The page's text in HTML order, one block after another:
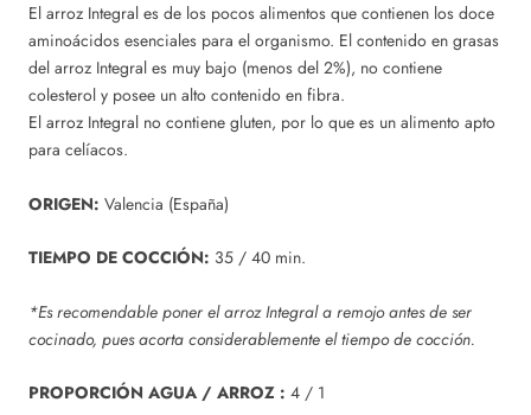
El arroz Integral es de los pocos alimentos que contienen los doce
aminoácidos esenciales para el organismo. El contenido en grasas
del arroz Integral es muy bajo (menos del 2%), no contiene
colesterol y posee un alto contenido en fibra.
El arroz Integral no contiene gluten, por lo que es un alimento apto
para celíacos.
ORIGEN: Valencia (España)
TIEMPO DE COCCIÓN: 35 / 40 min.
*Es recomendable poner el arroz Integral a remojo antes de ser
cocinado, pues acorta considerablemente el tiempo de cocción.
PROPORCIÓN AGUA / ARROZ : 4 / 1